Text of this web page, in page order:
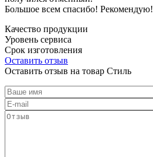
Большое всем спасибо! Рекомендую!
Качество продукции
Уровень сервиса
Срок изготовления
Оставить отзыв
Оставить отзыв на товар Стиль